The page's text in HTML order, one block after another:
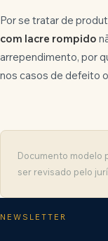
Por se tratar de
com lacre rompido
arrependimento, por
nos casos de defeito
Documento modelo
ser revisado pelo
NEWSLETTER